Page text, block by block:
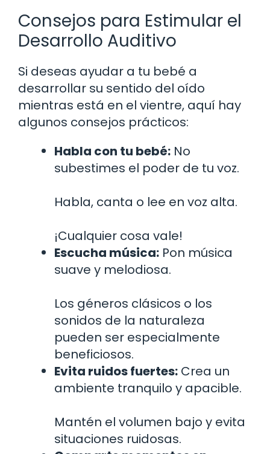
Consejos para Estimular el
Desarrollo Auditivo
Si deseas ayudar a tu bebé a
desarrollar su sentido del oído
mientras está en el vientre, aquí hay
algunos consejos prácticos:
Habla con tu bebé: No
subestimes el poder de tu voz.
Habla, canta o lee en voz alta.
¡Cualquier cosa vale!
Escucha música: Pon música
suave y melodiosa.
Los géneros clásicos o los
sonidos de la naturaleza
pueden ser especialmente
beneficiosos.
Evita ruidos fuertes: Crea un
ambiente tranquilo y apacible.
Mantén el volumen bajo y evita
situaciones ruidosas.